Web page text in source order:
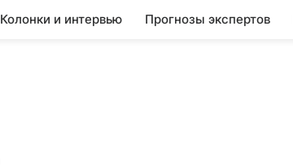
Колонки и интервью Прогнозы экспертов